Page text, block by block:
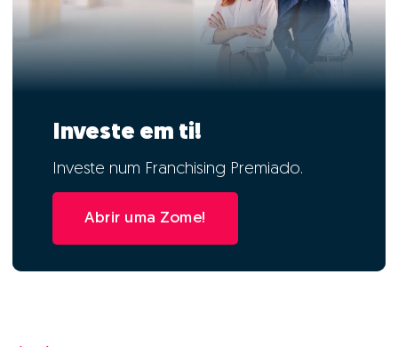
Investe em ti!
Investe num Franchising Premiado.
Abrir uma Zome!